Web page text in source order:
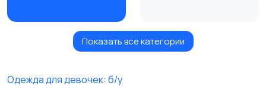
Детская обувь Школьная форма
Показать все категории
Одежда для девочек: б/у